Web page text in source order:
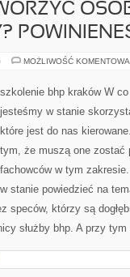
MOŻLIWOŚĆ
szkolenie bhp kraków W
jesteśmy w stanie
które jest do nas
tym, że muszą one zostać
fachowców w tym
w stanie powiedzieć na
speców, którzy są
służby bhp. A przy